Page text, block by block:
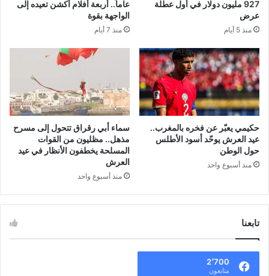
927 مليون دولار في أول عطلة
عرض
منذ 5 أيام
عاماً.. أربعة أفلام أكشن تعيده إلى
الواجهة بقوة
منذ 7 أيام
حكيمي يعبّر عن فخره بالمغرب..
عيد العرش يوحّد أسود الأطلس
حول الوطن
منذ أسبوع واحد
سماء أبي رقراق تتحول إلى مسرح
مذهل.. مظليون من القوات
المسلحة يخطفون الأنظار في عيد
العرش
منذ أسبوع واحد
تابعنا
2٬700
متابعون